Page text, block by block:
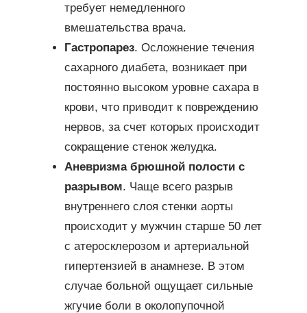
требует немедленного
вмешательства врача.
Гастропарез. Осложнение течения
сахарного диабета, возникает при
постоянно высоком уровне сахара в
крови, что приводит к повреждению
нервов, за счет которых происходит
сокращение стенок желудка.
Аневризма брюшной полости с
разрывом. Чаще всего разрыв
внутреннего слоя стенки аорты
происходит у мужчин старше 50 лет
с атеросклерозом и артериальной
гипертензией в анамнезе. В этом
случае больной ощущает сильные
жгучие боли в околопупочной